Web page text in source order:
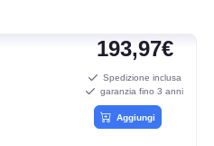
193,97€
Spedizione inclusa
garanzia fino 3 anni
Aggiungi